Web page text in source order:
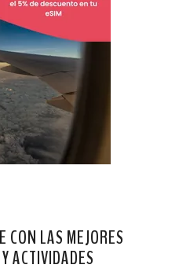
CON LAS MEJORES
ACTIVIDADES